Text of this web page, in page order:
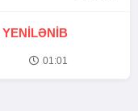
YENİLƏNİB
01:01